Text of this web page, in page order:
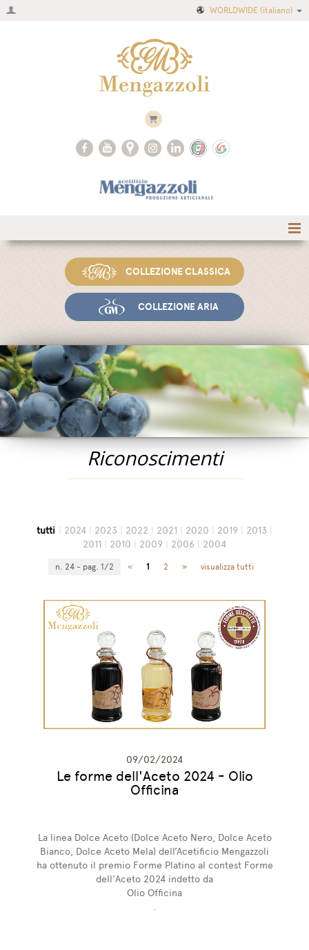
WORLDWIDE (italiano)
Fiere ed Eventi
Riconoscimenti
News
Egocalo
Mengazzoli TV
Servizio Clienti
Mengazzoli LIVE
COLLEZIONE CLASSICA
COLLEZIONE ARIA
Riconoscimenti
tutti 2024 2023 2022 2021 2020 2019 2013
2011
2010 2009 2006 2004
n. 24 - pag. 1/2 « 1 2 » visualizza tutti
09/02/2024
Le forme dell'Aceto 2024 - Olio
Officina
La linea Dolce Aceto (Dolce Aceto Nero, Dolce Aceto
Bianco, Dolce Aceto Mela) dell’Acetificio Mengazzoli
ha ottenuto il premio Forme Platino al contest Forme
dell'Aceto 2024 indetto da
Olio Officina
.